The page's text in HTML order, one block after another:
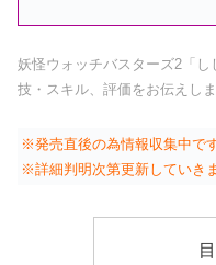
妖怪ウォッチバスターズ2「
技・スキル、評価をお伝えしま
※発売直後の為情報収集中です
※詳細判明次第更新していきま